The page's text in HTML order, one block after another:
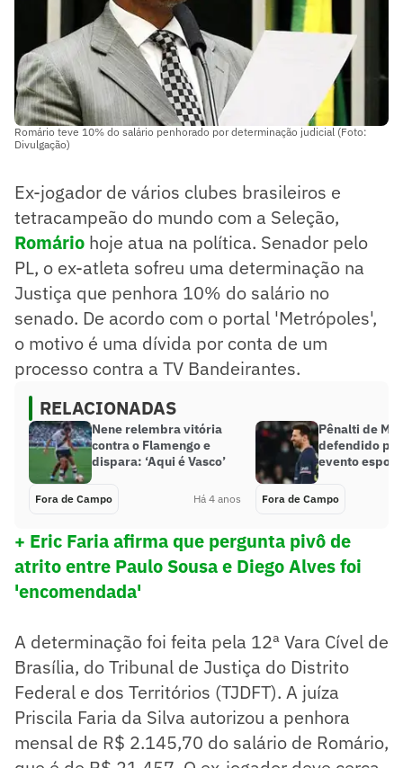
Romário teve 10% do salário penhorado por determinação judicial (Foto:
Divulgação)
Ex-jogador de vários clubes brasileiros e
tetracampeão do mundo com a Seleção,
Romário hoje atua na política. Senador pelo
PL, o ex-atleta sofreu uma determinação na
Justiça que penhora 10% do salário no
senado. De acordo com o portal 'Metrópoles',
o motivo é uma dívida por conta de um
processo contra a TV Bandeirantes.
RELACIONADAS
Nene relembra vitória
contra o Flamengo e
dispara: ‘Aqui é Vasco’
Fora de Campo Há 4 anos
Pênalti de
defendido
evento
Fora de Campo
+ Eric Faria afirma que pergunta pivô de
atrito entre Paulo Sousa e Diego Alves foi
'encomendada'
A determinação foi feita pela 12ª Vara Cível de
Brasília, do Tribunal de Justiça do Distrito
Federal e dos Territórios (TJDFT). A juíza
Priscila Faria da Silva autorizou a penhora
mensal de R$ 2.145,70 do salário de Romário,